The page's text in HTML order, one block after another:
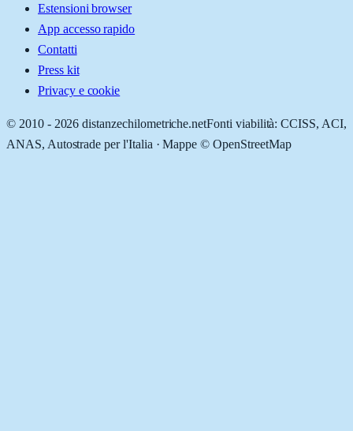
Estensioni browser
App accesso rapido
Contatti
Press kit
Privacy e cookie
© 2010 - 2026 distanzechilometriche.netFonti viabilità: CCISS, ACI,
ANAS, Autostrade per l'Italia · Mappe © OpenStreetMap